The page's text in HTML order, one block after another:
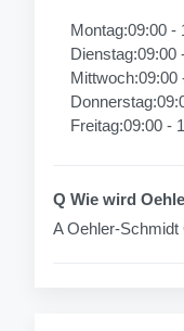
Montag:09:00 -
Dienstag:09:00
Mittwoch:09:00
Freitag:09:00 -
Q Wie wird
A Oehler-Schmidt